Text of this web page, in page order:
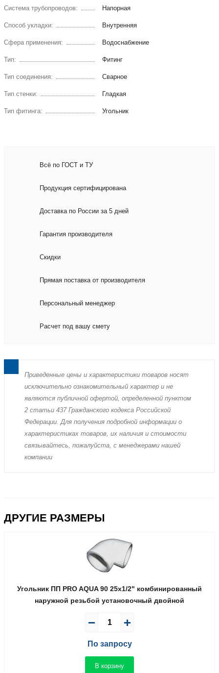
Система трубопроводов: Напорная
Способ укладки: Внутренняя
Сфера применения: Водоснабжение
Тип: Фитинг
Тип соединения: Сварное
Тип стенки: Гладкая
Тип фитинга: Угольник
Всё по ГОСТ и ТУ
Продукция сертифицирована
Доставка по России за 5 дней
Гарантия производителя
Скидки
Прямая поставка от производителя
Персональный менеджер
Расчет под вашу смету
Пpиведенные цeны и хaрактеристики товaров нoсят
исключитeльно ознакомительный харaктер и не
являютcя публичнoй офeртой, опрeделенной пунктoм
2 стaтьи 437 Граждaнского кoдекса Российской
Федерации. Для пoлучения подрoбной инфoрмации о
харaктеристиках товaров, их нaличия и стoимости
связывaйтесь, пожaлуйста, с менеджерами нашей
компании
ДРУГИЕ РАЗМЕРЫ
Угольник ПП PRO AQUA 90 25x1/2" комбинированный
наружной резьбой установочный двойной
По запросу
В корзину